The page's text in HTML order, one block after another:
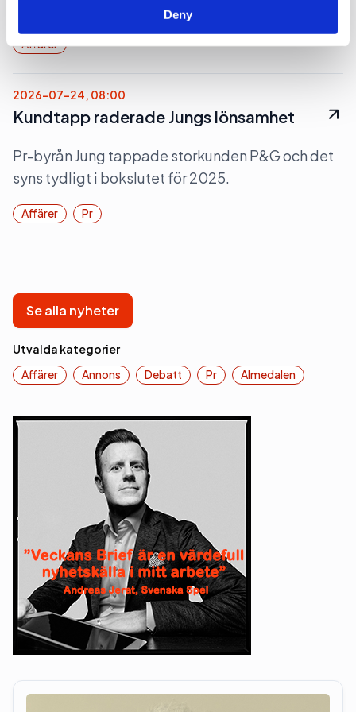
Deny
2025 men tog ett steg närmare svarta siffror.
Affärer
2026-07-24, 08:00
Kundtapp raderade Jungs lönsamhet
Pr-byrån Jung tappade storkunden P&G och det
syns tydligt i bokslutet för 2025.
Affärer Pr
Se alla nyheter
Utvalda kategorier
Affärer
Annons Debatt Pr Almedalen